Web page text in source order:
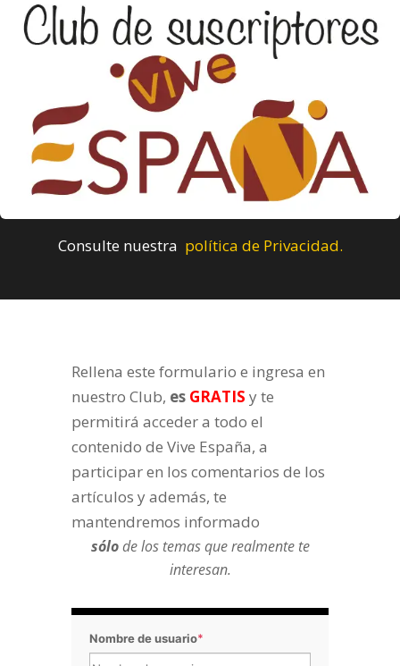
Consulte nuestra política de Privacidad.
Rellena este formulario e ingresa en
nuestro Club, es GRATIS y te
permitirá acceder a todo el
contenido de Vive España, a
participar en los comentarios de los
artículos y además, te
mantendremos informado
sólode los temas que realmente te
interesan.
Nombre de usuario*